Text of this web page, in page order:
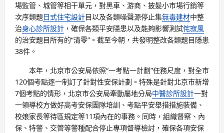
場監管、城管等相干單元，對黑車、游商、披髮小市場行銷等
次序類題日式住宅設計目以及各類噪聲源停止集無毒建材中整
治身心診所設計 ，確保各類平安隱患以及能夠影響測試侘寂風
的治安題目所有的“清零”。截至今朝，共發明整改各類題目隱患
38件。
本年，北京市公安局依照“一考點一計劃”任務尺度，對全市
120個考點逐一制訂了針對性安保計劃。特殊是針對北京市新增
7個考點的情形，北京市公安局牽動屬地分局中醫診所設計一對
一領導校方做好高考安保團隊培訓、考點平安舉措措施裝備、
校娘家長等待區規定等11項內在的事務。同時，組織督察、內
保、特警、交管等警種配合停止專項督導檢討，確保各項安保